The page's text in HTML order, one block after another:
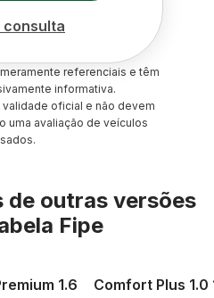
consulta
referenciais e têm
informativa.
oficial e não devem
uma avaliação de veículos
de outras versões
Fipe
1.6
Comfort Plus 1.0